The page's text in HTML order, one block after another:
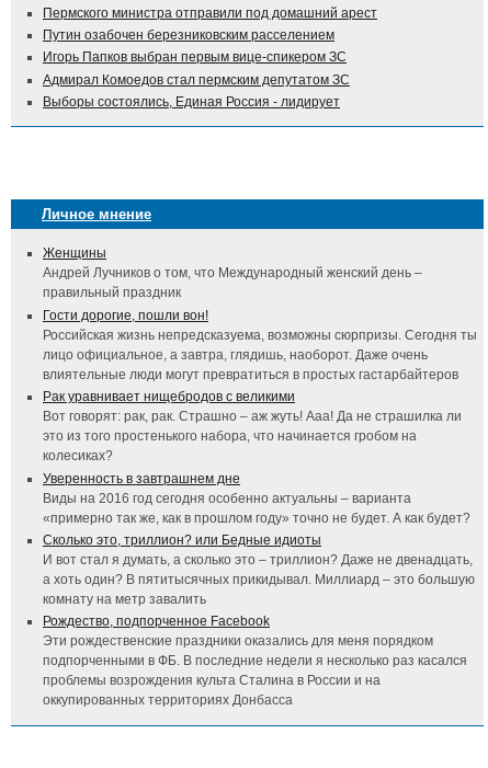
Пермского министра отправили под домашний арест
Путин озабочен березниковским расселением
Игорь Папков выбран первым вице-спикером ЗС
Адмирал Комоедов стал пермским депутатом ЗС
Выборы состоялись, Единая Россия - лидирует
Личное мнение
Женщины
Андрей Лучников о том, что Международный женский день –
правильный праздник
Гости дорогие, пошли вон!
Российская жизнь непредсказуема, возможны сюрпризы. Сегодня ты
лицо официальное, а завтра, глядишь, наоборот. Даже очень
влиятельные люди могут превратиться в простых гастарбайтеров
Рак уравнивает нищебродов с великими
Вот говорят: рак, рак. Страшно – аж жуть! Ааа! Да не страшилка ли
это из того простенького набора, что начинается гробом на
колесиках?
Уверенность в завтрашнем дне
Виды на 2016 год сегодня особенно актуальны – варианта
«примерно так же, как в прошлом году» точно не будет. А как будет?
Сколько это, триллион? или Бедные идиоты
И вот стал я думать, а сколько это – триллион? Даже не двенадцать,
а хоть один? В пятитысячных прикидывал. Миллиард – это большую
комнату на метр завалить
Рождество, подпорченное Facebook
Эти рождественские праздники оказались для меня порядком
подпорченными в ФБ. В последние недели я несколько раз касался
проблемы возрождения культа Сталина в России и на
оккупированных территориях Донбасса